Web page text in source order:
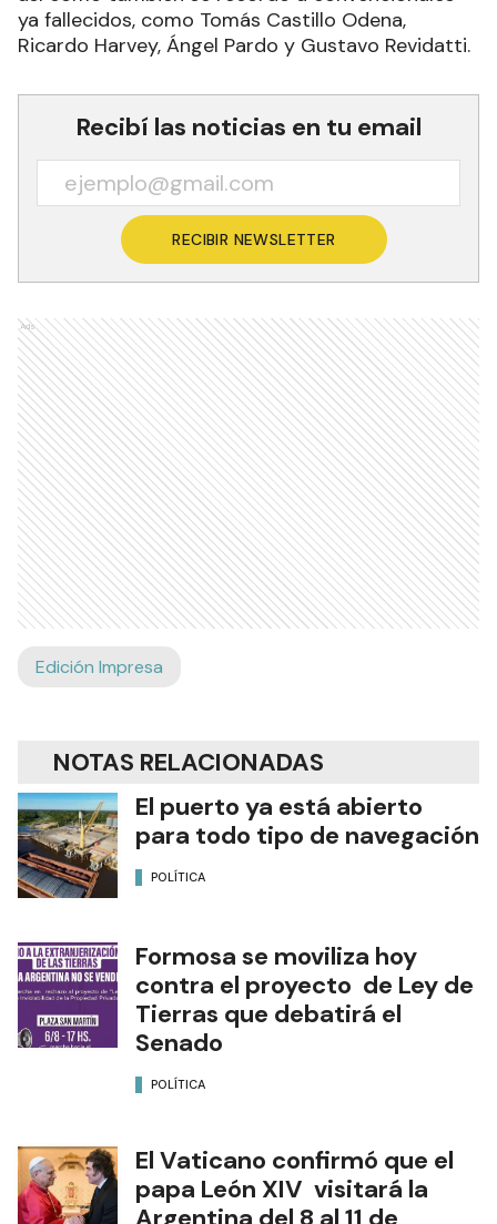
ya fallecidos, como Tomás Castillo Odena,
Ricardo Harvey, Ángel Pardo y Gustavo Revidatti.
Recibí las noticias en tu email
RECIBIR NEWSLETTER
Ads
Edición Impresa
NOTAS RELACIONADAS
El puerto ya está abierto
para todo tipo de navegación
POLÍTICA
Formosa se moviliza hoy
contra el proyecto de Ley de
Tierras que debatirá el
Senado
POLÍTICA
El Vaticano confirmó que el
papa León XIV visitará la